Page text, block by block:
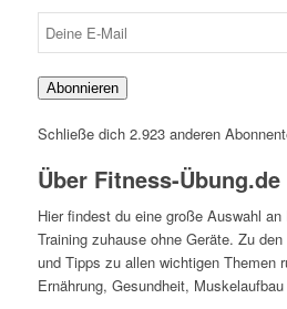
Abonnieren
Schließe dich 2.923 anderen
Über Fitness-Übung.de
Hier findest du eine große Auswahl
Training zuhause ohne Geräte. Zu
und Tipps zu allen wichtigen Themen
Ernährung, Gesundheit,